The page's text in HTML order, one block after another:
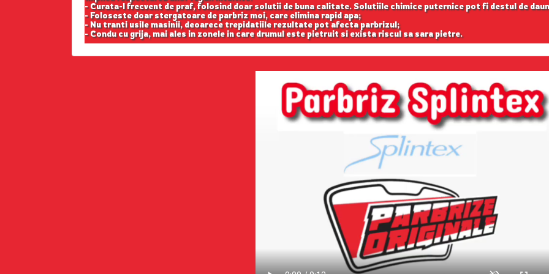
- Curata-l frecvent de praf, folosind doar solutii de buna calitate. Solutiile chimice puternice pot fi destul de
- Foloseste doar stergatoare de parbriz moi, care elimina rapid apa;
- Nu tranti usile masinii, deoarece trepidatiile rezultate pot afecta parbrizul;
- Condu cu grija, mai ales in zonele in care drumul este pietruit si exista riscul sa sara pietre.